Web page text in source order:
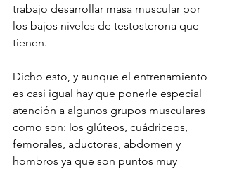
trabajo desarrollar masa muscular por
los bajos niveles de testosterona que
tienen.
Dicho esto, y aunque el entrenamiento
es casi igual hay que ponerle especial
atención a algunos grupos musculares
como son: los glúteos, cuádriceps,
femorales, aductores, abdomen y
hombros ya que son puntos muy